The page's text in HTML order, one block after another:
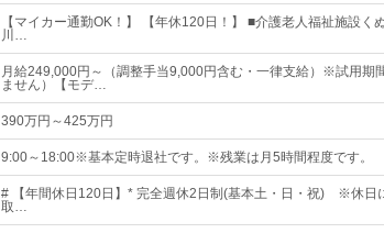
【マイカー通勤OK！】 【年休120日！】 ■介護老人福祉施設く
川…
月給249,000円～（調整手当9,000円含む・一律支給）※試用期
ません）【モデ…
390万円～425万円
9:00～18:00※基本定時退社です。※残業は月5時間程度です。
# 【年間休日120日】* 完全週休2日制(基本土・日・祝) ※休日
取…